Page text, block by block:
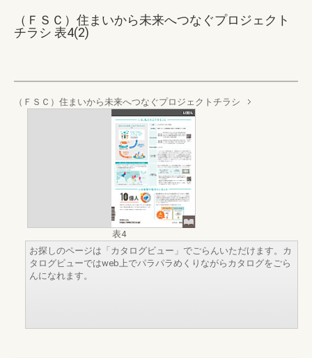
（ＦＳＣ）住まいから未来へつなぐプロジェクト
チラシ 表4(2)
（ＦＳＣ）住まいから未来へつなぐプロジェクトチラシ
表4
お探しのページは「カタログビュー」でごらんいただけます。カ
タログビューではweb上でパラパラめくりながらカタログをごら
んになれます。